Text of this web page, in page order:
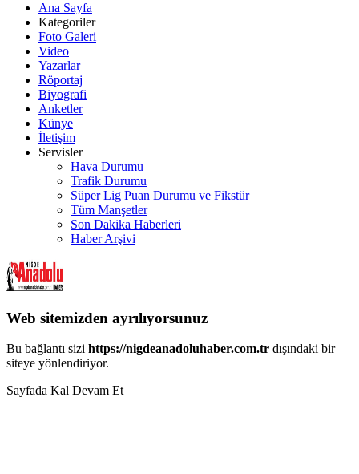
Ana Sayfa
Kategoriler
Foto Galeri
Video
Yazarlar
Röportaj
Biyografi
Anketler
Künye
İletişim
Servisler
Hava Durumu
Trafik Durumu
Süper Lig Puan Durumu ve Fikstür
Tüm Manşetler
Son Dakika Haberleri
Haber Arşivi
Web sitemizden ayrılıyorsunuz
Bu bağlantı sizi https://nigdeanadoluhaber.com.tr dışındaki bir
siteye yönlendiriyor.
Sayfada Kal Devam Et